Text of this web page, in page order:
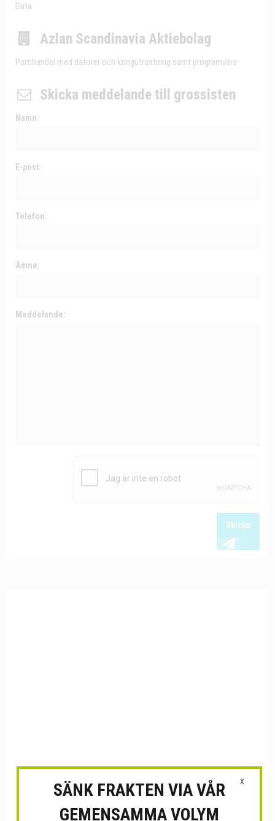
Data
Azlan Scandinavia Aktiebolag
Partihandel med datorer och kringutrustning samt programvara
Skicka meddelande till grossisten
Namn:
E-post:
Telefon:
Ämne:
Meddelande:
Skicka
X
SÄNK FRAKTEN VIA VÅR
GEMENSAMMA VOLYM